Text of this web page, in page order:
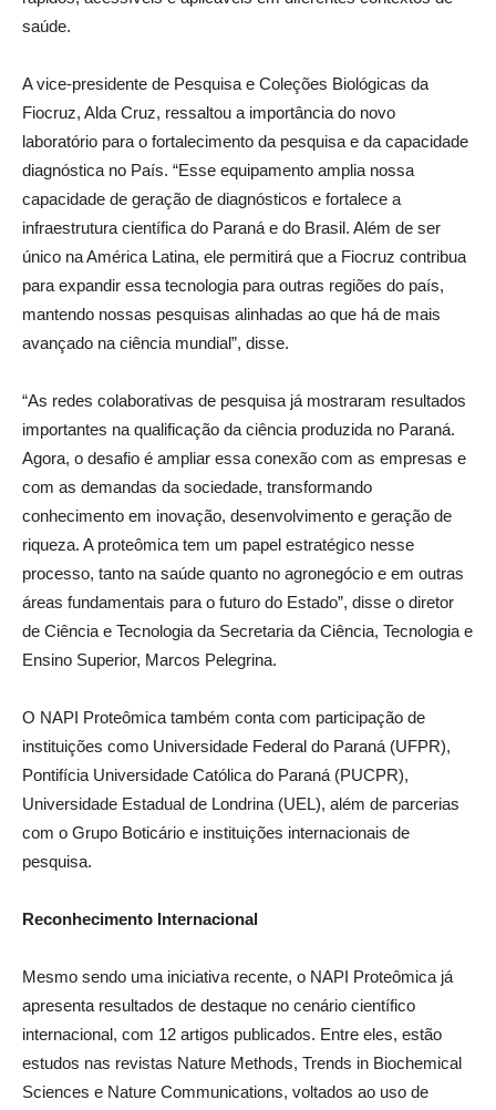
saúde.
A vice-presidente de Pesquisa e Coleções Biológicas da
Fiocruz, Alda Cruz, ressaltou a importância do novo
laboratório para o fortalecimento da pesquisa e da capacidade
diagnóstica no País. “Esse equipamento amplia nossa
capacidade de geração de diagnósticos e fortalece a
infraestrutura científica do Paraná e do Brasil. Além de ser
único na América Latina, ele permitirá que a Fiocruz contribua
para expandir essa tecnologia para outras regiões do país,
mantendo nossas pesquisas alinhadas ao que há de mais
avançado na ciência mundial”, disse.
“As redes colaborativas de pesquisa já mostraram resultados
importantes na qualificação da ciência produzida no Paraná.
Agora, o desafio é ampliar essa conexão com as empresas e
com as demandas da sociedade, transformando
conhecimento em inovação, desenvolvimento e geração de
riqueza. A proteômica tem um papel estratégico nesse
processo, tanto na saúde quanto no agronegócio e em outras
áreas fundamentais para o futuro do Estado”, disse o diretor
de Ciência e Tecnologia da Secretaria da Ciência, Tecnologia e
Ensino Superior, Marcos Pelegrina.
O NAPI Proteômica também conta com participação de
instituições como Universidade Federal do Paraná (UFPR),
Pontifícia Universidade Católica do Paraná (PUCPR),
Universidade Estadual de Londrina (UEL), além de parcerias
com o Grupo Boticário e instituições internacionais de
pesquisa.
Reconhecimento Internacional
Mesmo sendo uma iniciativa recente, o NAPI Proteômica já
apresenta resultados de destaque no cenário científico
internacional, com 12 artigos publicados. Entre eles, estão
estudos nas revistas Nature Methods, Trends in Biochemical
Sciences e Nature Communications, voltados ao uso de